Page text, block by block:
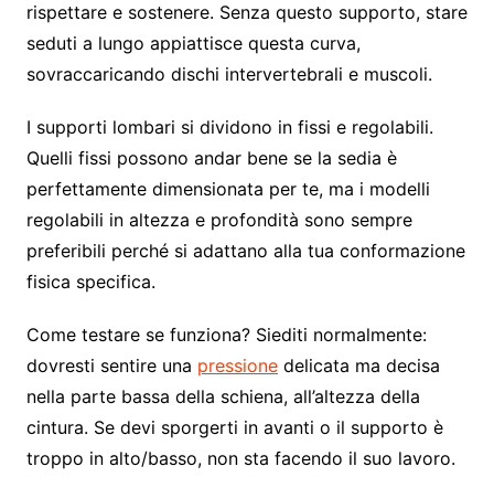
rispettare e sostenere. Senza questo supporto, stare
seduti a lungo appiattisce questa curva,
sovraccaricando dischi intervertebrali e muscoli.
I supporti lombari si dividono in fissi e regolabili.
Quelli fissi possono andar bene se la sedia è
perfettamente dimensionata per te, ma i modelli
regolabili in altezza e profondità sono sempre
preferibili perché si adattano alla tua conformazione
fisica specifica.
Come testare se funziona? Siediti normalmente:
dovresti sentire una pressionedelicata ma decisa
nella parte bassa della schiena, all’altezza della
cintura. Se devi sporgerti in avanti o il supporto è
troppo in alto/basso, non sta facendo il suo lavoro.